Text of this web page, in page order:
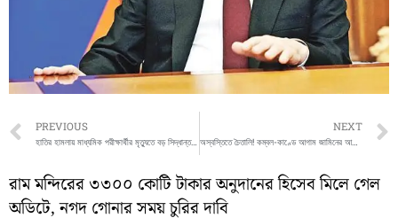
Prev
PREVIOUS
হাতির হামলায় মাধ্যমিক পরীক্ষার্থীর মৃত্যুতে বড় সিদ্ধান্ত রাজ্য বন দফতরের
NEXT
অস্বস্তিতে চৈতালি! কম্বল-কাণ্ডে আগাম জামিনের আর্জি খারিজ
রাম মন্দিরের ৩৩০০ কোটি টাকার অনুদানের হিসেব মিলে গেল
অডিটে, নগদ গোনার সময় চুরির দাবি